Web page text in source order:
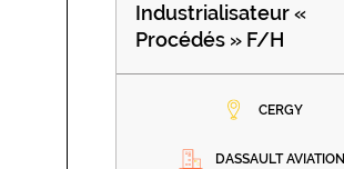
Industrialisateur «
Procédés » F/H
CERGY
DASSAULT AVIATION